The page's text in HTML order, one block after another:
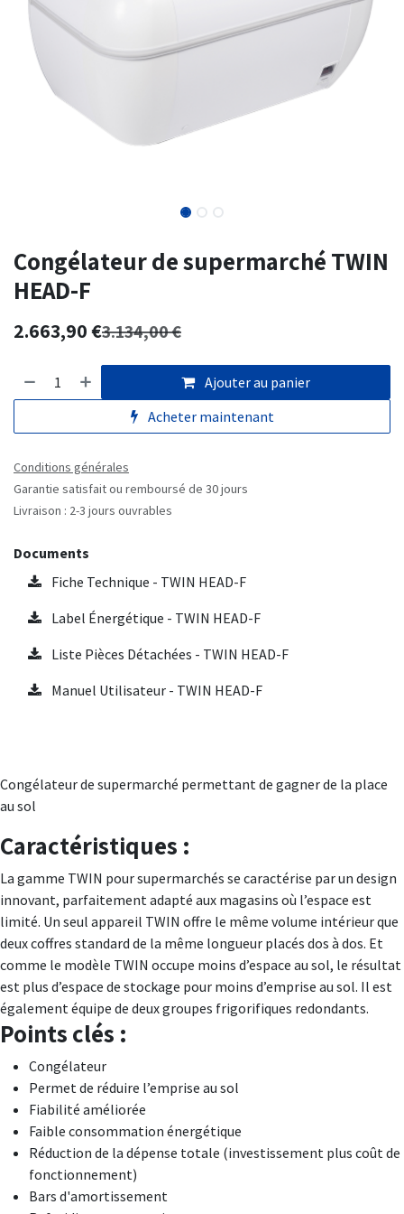
Congélateur de supermarché TWIN
HEAD-F
2.663,90€3.134,00€
Ajouter au panier
Acheter maintenant
Conditions générales
Garantie satisfait ou remboursé de 30 jours
Livraison : 2-3 jours ouvrables
Documents
Fiche Technique - TWIN HEAD-F
Label Énergétique - TWIN HEAD-F
Liste Pièces Détachées - TWIN HEAD-F
Manuel Utilisateur - TWIN HEAD-F
Congélateur de supermarché permettant de gagner de la place
au sol
Caractéristiques :
La gamme TWIN pour supermarchés se caractérise par un design
innovant, parfaitement adapté aux magasins où l’espace est
limité. Un seul appareil TWIN offre le même volume intérieur que
deux coffres standard de la même longueur placés dos à dos. Et
comme le modèle TWIN occupe moins d’espace au sol, le résultat
est plus d’espace de stockage pour moins d’emprise au sol. Il est
également équipe de deux groupes frigorifiques redondants.
Points clés :
Congélateur
Permet de réduire l’emprise au sol
Fiabilité améliorée
Faible consommation énergétique
Réduction de la dépense totale (investissement plus coût de
fonctionnement)
Bars d'amortissement